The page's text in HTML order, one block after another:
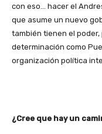
con eso… hacer el
que asume un nuevo
también tienen el
determinación como
organización política
¿Cree que hay un